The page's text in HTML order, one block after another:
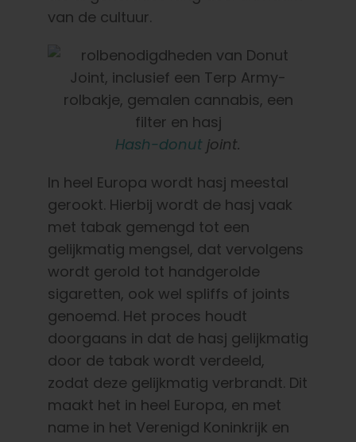
van de cultuur.
Hash-donut joint.
In heel Europa wordt hasj meestal
gerookt. Hierbij wordt de hasj vaak
met tabak gemengd tot een
gelijkmatig mengsel, dat vervolgens
wordt gerold tot handgerolde
sigaretten, ook wel spliffs of joints
genoemd. Het proces houdt
doorgaans in dat de hasj gelijkmatig
door de tabak wordt verdeeld,
zodat deze gelijkmatig verbrandt. Dit
maakt het in heel Europa, en met
name in het Verenigd Koninkrijk en